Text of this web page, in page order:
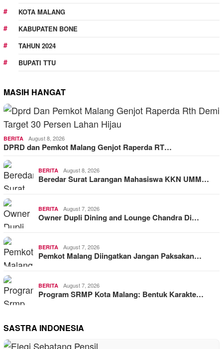
KOTA MALANG
KABUPATEN BONE
TAHUN 2024
BUPATI TTU
MASIH HANGAT
BERITA August 8, 2026
DPRD dan Pemkot Malang Genjot Raperda RT…
BERITA August 8, 2026
Beredar Surat Larangan Mahasiswa KKN UMM…
BERITA August 7, 2026
Owner Dupli Dining and Lounge Chandra Di…
BERITA August 7, 2026
Pemkot Malang Diingatkan Jangan Paksakan…
BERITA August 7, 2026
Program SRMP Kota Malang: Bentuk Karakte…
SASTRA INDONESIA